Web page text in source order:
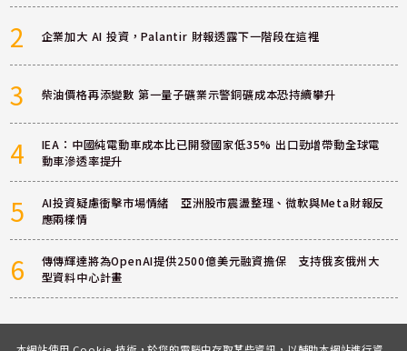
2 企業加大 AI 投資，Palantir 財報透露下一階段在這裡
3 柴油價格再添變數 第一量子礦業示警銅礦成本恐持續攀升
4
IEA：中國純電動車成本比已開發國家低35% 出口勁增帶動全球電
動車滲透率提升
5
AI投資疑慮衝擊市場情緒 亞洲股市震盪整理、微軟與Meta財報反
應兩樣情
6
傳傳輝達將為OpenAI提供2500億美元融資擔保 支持俄亥俄州大
型資料中心計畫